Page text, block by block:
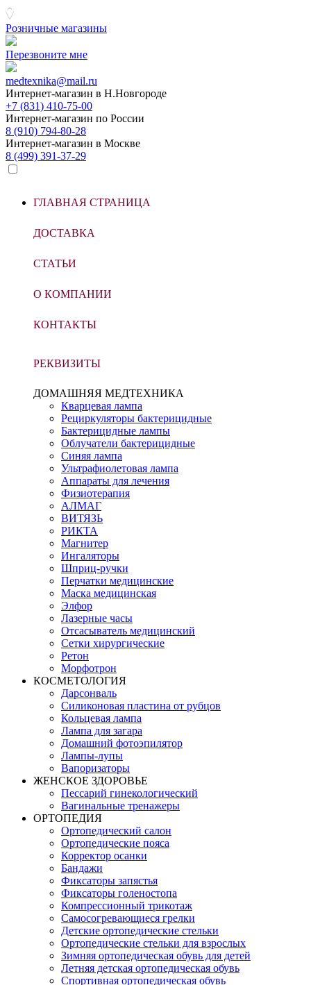
Розничные магазины
Перезвоните мне
medtexnika@mail.ru
Интернет-магазин в Н.Новгороде
+7 (831) 410-75-00
Интернет-магазин по России
8 (910) 794-80-28
Интернет-магазин в Москве
8 (499) 391-37-29
ГЛАВНАЯ СТРАНИЦА
ДОСТАВКА
СТАТЬИ
О КОМПАНИИ
КОНТАКТЫ
РЕКВИЗИТЫ
ДОМАШНЯЯ МЕДТЕХНИКА
Кварцевая лампа
Рециркуляторы бактерицидные
Бактерицидные лампы
Облучатели бактерицидные
Синяя лампа
Ультрафиолетовая лампа
Аппараты для лечения
Физиотерапия
АЛМАГ
ВИТЯЗЬ
РИКТА
Магнитер
Ингаляторы
Шприц-ручки
Перчатки медицинские
Маска медицинская
Элфор
Лазерные часы
Отсасыватель медицинский
Сетки хирургические
Ретон
Морфотрон
КОСМЕТОЛОГИЯ
Дарсонваль
Силиконовая пластина от рубцов
Кольцевая лампа
Лампа для загара
Домашний фотоэпилятор
Лампы-лупы
Вапоризаторы
ЖЕНСКОЕ ЗДОРОВЬЕ
Пессарий гинекологический
Вагинальные тренажеры
ОРТОПЕДИЯ
Ортопедический салон
Ортопедические пояса
Корректор осанки
Бандажи
Фиксаторы запястья
Фиксаторы голеностопа
Компрессионный трикотаж
Самосогревающиеся грелки
Детские ортопедические стельки
Ортопедические стельки для взрослых
Зимняя ортопедическая обувь для детей
Летняя детская ортопедическая обувь
Спортивная ортопедическая обувь